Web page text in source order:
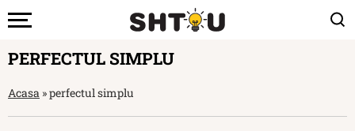
PERFECTUL SIMPLU
Acasa »perfectul simplu